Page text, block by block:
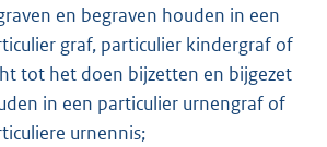
en begraven houden in een
graf, particulier kindergraf of
tot het doen bijzetten en bijgezet
in een particulier urnengraf of
urnennis;